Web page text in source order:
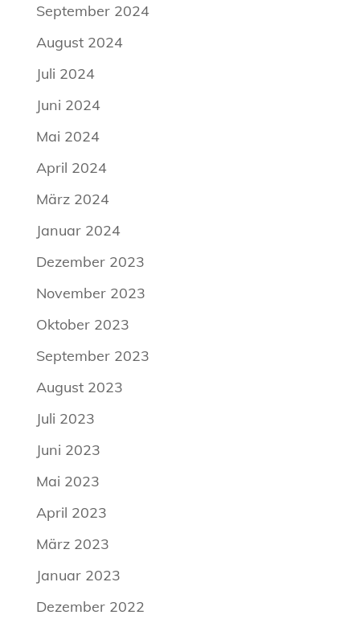
September 2024
August 2024
Juli 2024
Juni 2024
Mai 2024
April 2024
März 2024
Januar 2024
Dezember 2023
November 2023
Oktober 2023
September 2023
August 2023
Juli 2023
Juni 2023
Mai 2023
April 2023
März 2023
Januar 2023
Dezember 2022